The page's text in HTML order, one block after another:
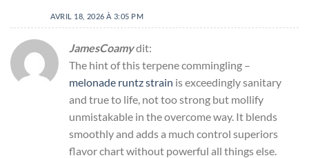
AVRIL 18, 2026 À 3:05 PM
JamesCoamydit:
The hint of this terpene commingling –
melonade runtz strain is exceedingly sanitary
and true to life, not too strong but mollify
unmistakable in the overcome way. It blends
smoothly and adds a much control superiors
flavor chart without powerful all things else.